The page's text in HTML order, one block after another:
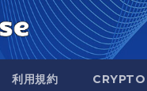
利用規約 CRYPTO